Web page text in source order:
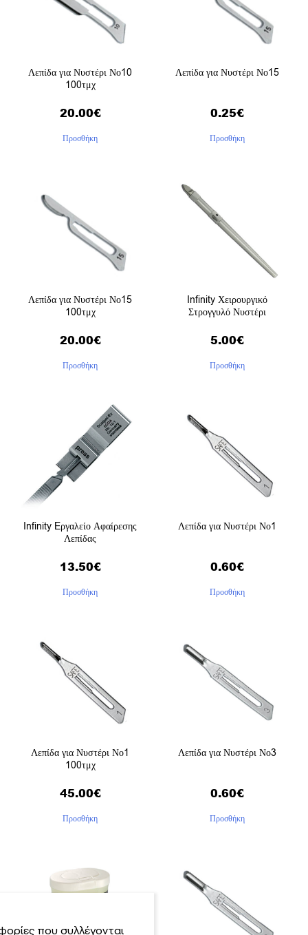
Λεπίδα για Νυστέρι Νο10
100τμχ
20.00€
Προσθήκη
Λεπίδα για Νυστέρι Νο15
0.25€
Προσθήκη
Λεπίδα για Νυστέρι Νο15
100τμχ
20.00€
Προσθήκη
Infinity Χειρουργικό
Στρογγυλό Νυστέρι
5.00€
Προσθήκη
Infinity Eργαλείο Αφαίρεσης
Λεπίδας
13.50€
Προσθήκη
Λεπίδα για Νυστέρι Νο1
0.60€
Προσθήκη
Λεπίδα για Νυστέρι Νο1
100τμχ
45.00€
Προσθήκη
Λεπίδα για Νυστέρι Νο3
0.60€
Προσθήκη
που συλλέγονται